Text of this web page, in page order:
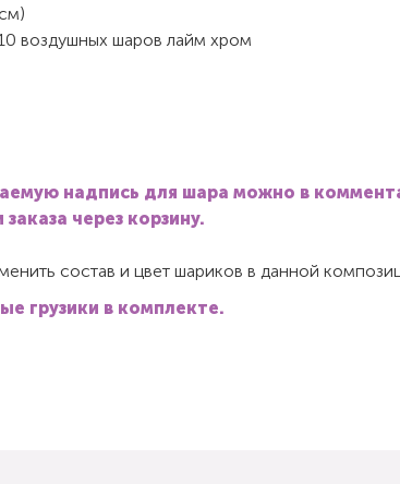
воздушных шаров лайм хром
надпись для шара можно в
через корзину.
состав и цвет шариков в данной
грузики в комплекте.